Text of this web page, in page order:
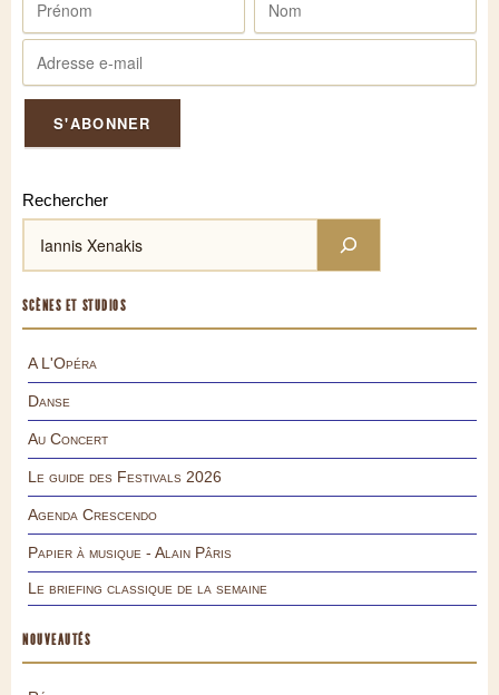
Rechercher
SCÈNES ET STUDIOS
A L'Opéra
Danse
Au Concert
Le guide des Festivals 2026
Agenda Crescendo
Papier à musique - Alain Pâris
Le briefing classique de la semaine
NOUVEAUTÉS